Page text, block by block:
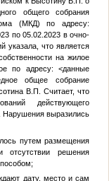
общего собрания
(МКД) по адресу:
по 05.02.2023 в очно-
указала, что является
на жилое
по адресу:<данные
общее собрание
В.П. Считает, что
действующего
Нарушения выразились
путем размещения
отсутствии решения
дату, место и сам